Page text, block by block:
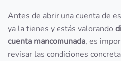
Antes de abrir una cuenta de
ya la tienes y estás valorando
cuenta mancomunada, es
revisar las condiciones